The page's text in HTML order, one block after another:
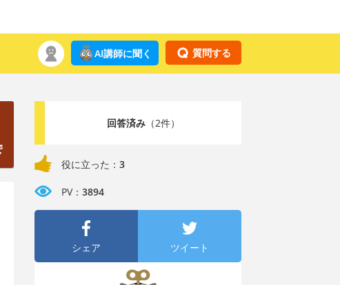
質問する
AI講師に聞く
回答済み（2件）
役に立った： 3
PV： 3894
シェア ツイート